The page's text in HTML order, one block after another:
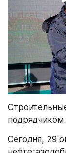
Сегодня, 29